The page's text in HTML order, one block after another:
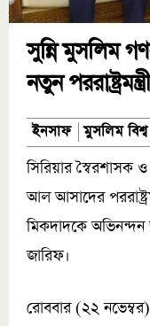
সুন্নি মুসলিম
নতুন
ইনসাফ মুসলিম বিশ্ব
সিরিয়ার স্বৈরশাসক
আল আসাদের
মিকদাদকে অভিনন্দন
জারিফ।
রোববার (২২ নভেম্বর)